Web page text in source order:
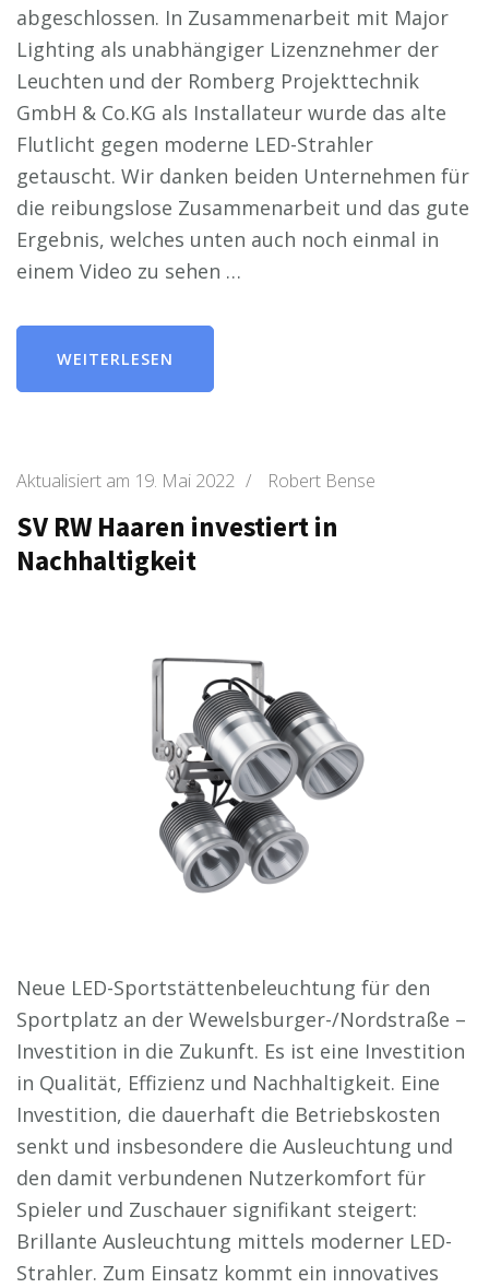
abgeschlossen. In Zusammenarbeit mit Major
Lighting als unabhängiger Lizenznehmer der
Leuchten und der Romberg Projekttechnik
GmbH & Co.KG als Installateur wurde das alte
Flutlicht gegen moderne LED-Strahler
getauscht. Wir danken beiden Unternehmen für
die reibungslose Zusammenarbeit und das gute
Ergebnis, welches unten auch noch einmal in
einem Video zu sehen …
WEITERLESEN
Aktualisiert am 19. Mai 2022 / Robert Bense
SV RW Haaren investiert in
Nachhaltigkeit
Neue LED-Sportstättenbeleuchtung für den
Sportplatz an der Wewelsburger-/Nordstraße –
Investition in die Zukunft. Es ist eine Investition
in Qualität, Effizienz und Nachhaltigkeit. Eine
Investition, die dauerhaft die Betriebskosten
senkt und insbesondere die Ausleuchtung und
den damit verbundenen Nutzerkomfort für
Spieler und Zuschauer signifikant steigert:
Brillante Ausleuchtung mittels moderner LED-
Strahler. Zum Einsatz kommt ein innovatives